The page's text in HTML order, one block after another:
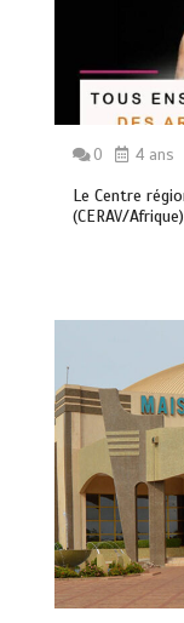
0 4 ans
Le Centre
(CERAV/Afrique)